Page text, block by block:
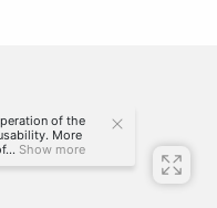
of the
More
Show more